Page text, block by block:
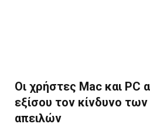
Οι χρήστες Mac και PC
εξίσου τον κίνδυνο
απειλών